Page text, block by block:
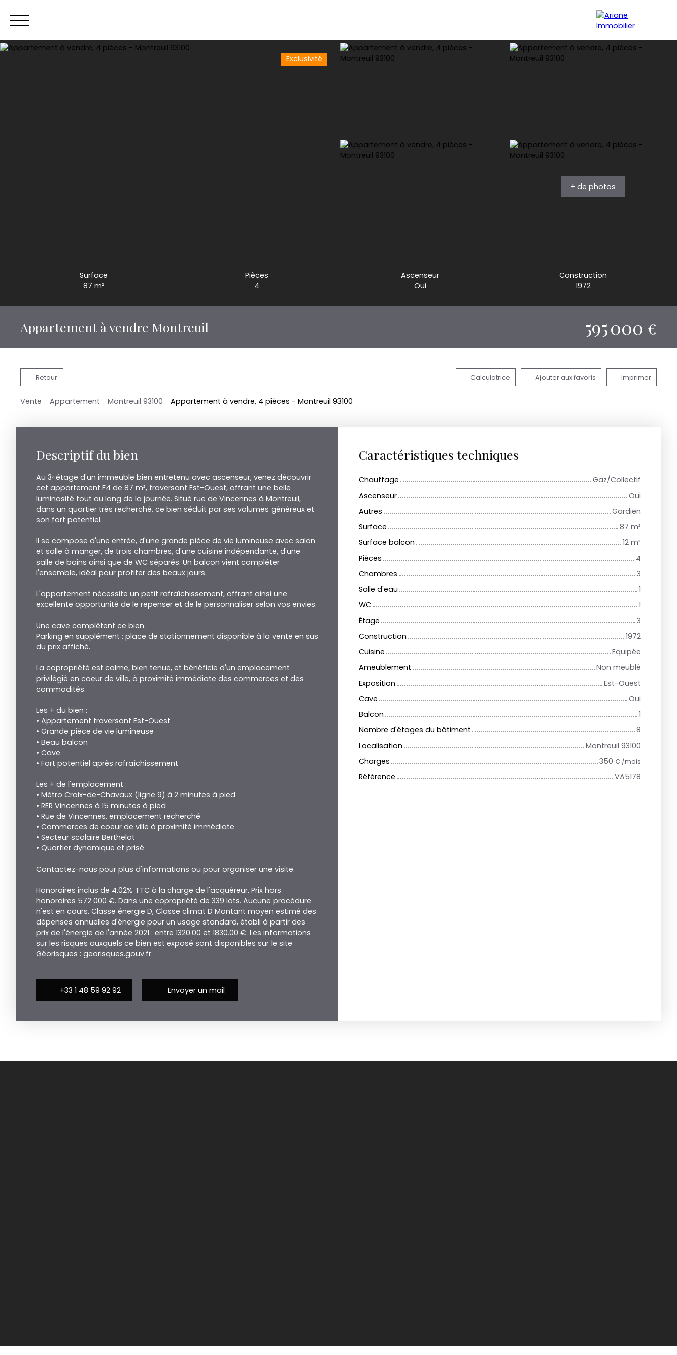
Exclusivité
+ de photos
Surface
87m²
Pièces
4
Ascenseur
Oui
Construction
1972
Appartement à vendre Montreuil 595 000 €
Retour Calculatrice Ajouter aux favoris Imprimer
Vente Appartement Montreuil 93100 Appartement à vendre, 4 pièces - Montreuil 93100
Descriptif du bien
Au 3ᵉ étage d'un immeuble bien entretenu avec ascenseur, venez découvrir
cet appartement F4 de 87 m², traversant Est-Ouest, offrant une belle
luminosité tout au long de la journée. Situé rue de Vincennes à Montreuil,
dans un quartier très recherché, ce bien séduit par ses volumes généreux et
son fort potentiel.
Il se compose d'une entrée, d'une grande pièce de vie lumineuse avec salon
et salle à manger, de trois chambres, d'une cuisine indépendante, d'une
salle de bains ainsi que de WC séparés. Un balcon vient compléter
l'ensemble, idéal pour profiter des beaux jours.
L'appartement nécessite un petit rafraîchissement, offrant ainsi une
excellente opportunité de le repenser et de le personnaliser selon vos envies.
Une cave complètent ce bien.
Parking en supplément : place de stationnement disponible à la vente en sus
du prix affiché.
La copropriété est calme, bien tenue, et bénéficie d'un emplacement
privilégié en coeur de ville, à proximité immédiate des commerces et des
commodités.
Les + du bien :
• Appartement traversant Est-Ouest
• Grande pièce de vie lumineuse
• Beau balcon
• Cave
• Fort potentiel après rafraîchissement
Les + de l'emplacement :
• Métro Croix-de-Chavaux (ligne 9) à 2 minutes à pied
• RER Vincennes à 15 minutes à pied
• Rue de Vincennes, emplacement recherché
• Commerces de coeur de ville à proximité immédiate
• Secteur scolaire Berthelot
• Quartier dynamique et prisé
Contactez-nous pour plus d'informations ou pour organiser une visite.
Honoraires inclus de 4.02% TTC à la charge de l'acquéreur. Prix hors
honoraires 572 000 €. Dans une copropriété de 339 lots. Aucune procédure
n'est en cours. Classe énergie D, Classe climat D Montant moyen estimé des
dépenses annuelles d'énergie pour un usage standard, établi à partir des
prix de l'énergie de l'année 2021 : entre 1320.00 et 1830.00 €. Les informations
sur les risques auxquels ce bien est exposé sont disponibles sur le site
Géorisques : georisques.gouv.fr.
+33 1 48 59 92 92 Envoyer un mail
Caractéristiques techniques
Chauffage
Gaz/Collectif
Ascenseur
Oui
Autres
Gardien
Surface
87 m²
Surface balcon
12 m²
Pièces
4
Chambres
3
Salle d'eau
1
WC
1
Étage
3
Construction
1972
Cuisine
Equipée
Ameublement
Non meublé
Exposition
Est-Ouest
Cave
Oui
Balcon
1
Nombre d'étages du bâtiment
8
Localisation
Montreuil 93100
Charges
350 € /mois
Référence VA5178